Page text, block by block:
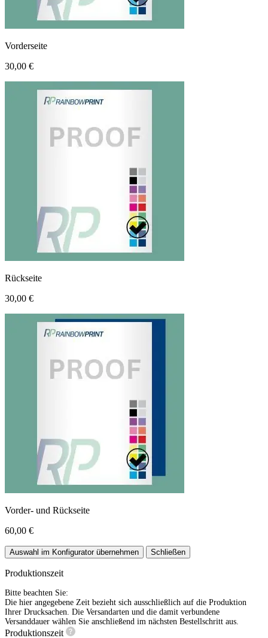
Vorderseite
30,00 €
Rückseite
30,00 €
Vorder- und Rückseite
60,00 €
Auswahl im Konfigurator übernehmen Schließen
Produktionszeit
Bitte beachten Sie:
Die hier angegebene Zeit bezieht sich ausschließlich auf die Produktion
Ihrer Drucksachen. Die Versandarten und die damit verbundene
Versanddauer wählen Sie anschließend im nächsten Bestellschritt aus.
Produktionszeit